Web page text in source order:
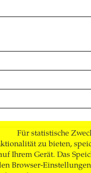
Für statistische
zu bieten,
Ihrem Gerät. Das
Browser-